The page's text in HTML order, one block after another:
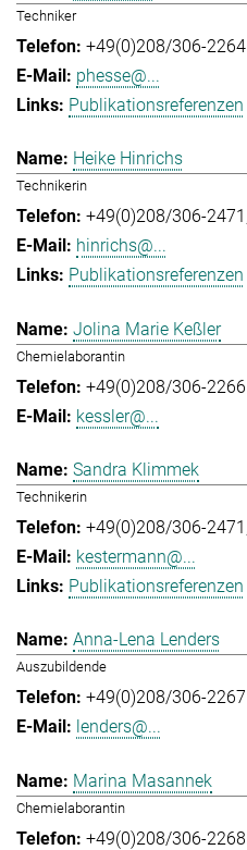
Techniker
+49(0)208/306-2264
phesse@...
Publikationsreferenzen
Heike Hinrichs
Technikerin
+49(0)208/306-2471
hinrichs@...
Publikationsreferenzen
Jolina Marie Keßler
Chemielaborantin
+49(0)208/306-2266
kessler@...
Sandra Klimmek
Technikerin
+49(0)208/306-2471
kestermann@...
Publikationsreferenzen
Anna-Lena Lenders
Auszubildende
+49(0)208/306-2267
lenders@...
Marina Masannek
Chemielaborantin
+49(0)208/306-2268